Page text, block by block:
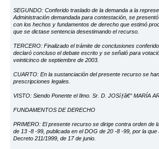
SEGUNDO: Conferido traslado de la demanda a la
Administración demandada para contestación, se
con los hechos y fundamentos de derecho que estimó
que se dictase sentencia desestimando el recurso.
TERCERO: Finalizado el trámite de conclusiones
declaró concluso el debate escrito y se señaló para
veinticinco de septiembre de 2003.
CUARTO: En la sustanciación del presente recurso se
prescripciones legales.
VISTO: Siendo Ponente el Ilmo. Sr. D. JOSíƒâ€° MARÍA
FUNDAMENTOS DE DERECHO
PRIMERO: El presente recurso se dirige contra orden de
de 13 -8 -99, publicada en el DOG de 20 -8 -99, por la que
Decreto 211/1999, de 17 de junio.